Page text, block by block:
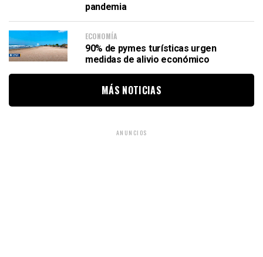
pandemia
ECONOMÍA
90% de pymes turísticas urgen
medidas de alivio económico
MÁS NOTICIAS
ANUNCIOS